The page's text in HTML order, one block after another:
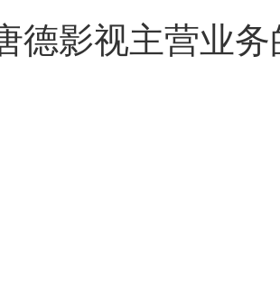
德影视主营业